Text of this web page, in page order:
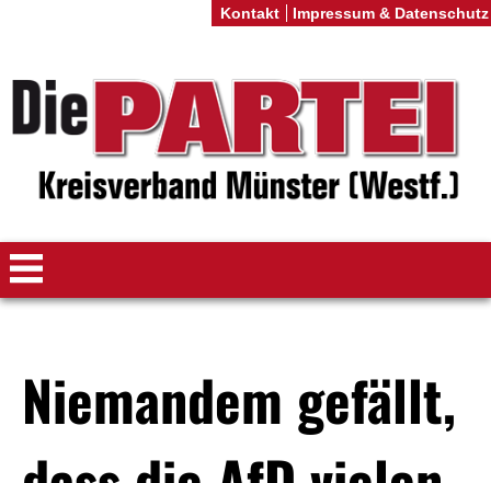
Niemandem gefällt,
Kontakt Impressum & Datenschutz